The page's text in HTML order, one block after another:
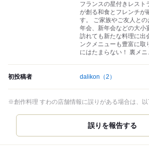
フランスの星付きレスト
が創る和食とフレンチが
す。 ご家族やご友人と
年会、新年会などの大小
訪れても新たな料理に出
ンクメニューも豊富に取
にはたまらない！ 裏メ
初投稿者 dalikon （2）
※創作料理 すわの店舗情報に誤りがある場合は、以
誤りを報告する